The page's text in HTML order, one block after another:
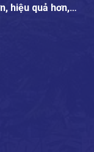
hiệu quả hơn,…